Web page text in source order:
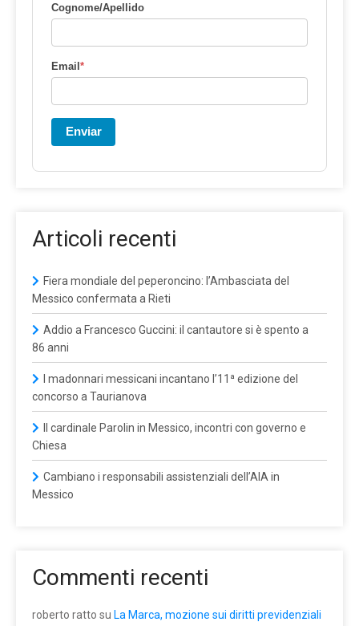
Cognome/Apellido
Email*
Enviar
Articoli recenti
Fiera mondiale del peperoncino: l’Ambasciata del
Messico confermata a Rieti
Addio a Francesco Guccini: il cantautore si è spento a
86 anni
I madonnari messicani incantano l’11ª edizione del
concorso a Taurianova
Il cardinale Parolin in Messico, incontri con governo e
Chiesa
Cambiano i responsabili assistenziali dell’AIA in
Messico
Commenti recenti
roberto ratto su La Marca, mozione sui diritti previdenziali